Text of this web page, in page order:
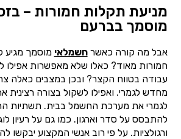
מניעת תקלות חמורות –
מוסמך בברעם
אבל מה קורה כאשרחשמלאי מוסמך מגיע
חמורות מאוד? כאלו שלא מאפשרות אפילו
עבודה בטווח הקצר? ובכן במצבים כאלה
מחדש לגמרי. ואפילו לשקול בצורה
לגמרי את מערכת החשמל בבית. תשתיות
להתבסס על סדר וארגון. כמו גם על רעיון
ורגולציות. על פי רוב אנשי המקצוע יבקשו